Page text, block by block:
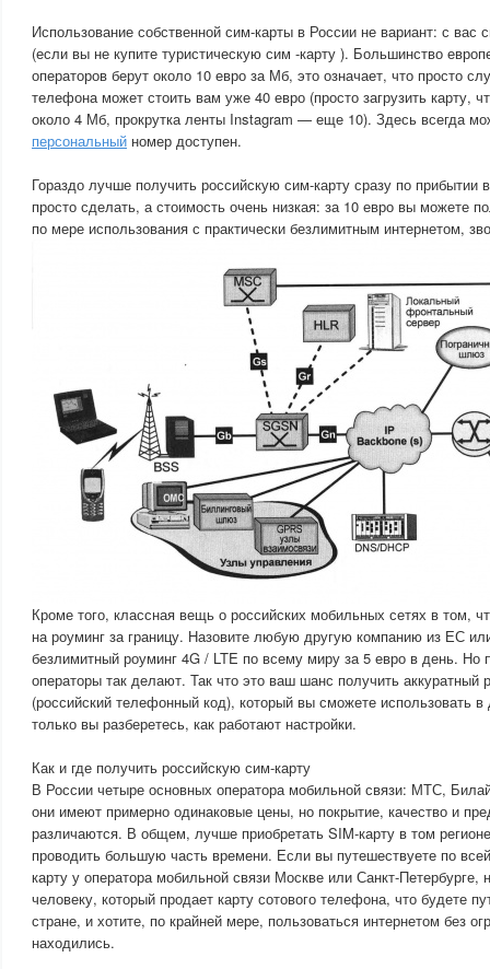
Использование собственной сим-карты в России не вариант: с вас
(если вы не купите туристическую сим -карту ). Большинство
операторов берут около 10 евро за Мб, это означает, что просто
телефона может стоить вам уже 40 евро (просто загрузить карту,
около 4 Мб, прокрутка ленты Instagram — еще 10). Здесь всегда
персональный номер доступен.
Гораздо лучше получить российскую сим-карту сразу по прибытии
просто сделать, а стоимость очень низкая: за 10 евро вы можете
по мере использования с практически безлимитным интернетом,
Кроме того, классная вещь о российских мобильных сетях в том,
на роуминг за границу. Назовите любую другую компанию из ЕС
безлимитный роуминг 4G / LTE по всему миру за 5 евро в день. Но
операторы так делают. Так что это ваш шанс получить аккуратный
(российский телефонный код), который вы сможете использовать в
только вы разберетесь, как работают настройки.
Как и где получить российскую сим-карту
В России четыре основных оператора мобильной связи: МТС,
они имеют примерно одинаковые цены, но покрытие, качество и
различаются. В общем, лучше приобретать SIM-карту в том
проводить большую часть времени. Если вы путешествуете по
карту у оператора мобильной связи Москве или Санкт-Петербурге,
человеку, который продает карту сотового телефона, что будете
стране, и хотите, по крайней мере, пользоваться интернетом без
находились.